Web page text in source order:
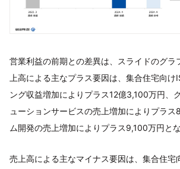
営業利益の前期との差異は、スライドのグラ
上高による主なプラス要因は、集合住宅向け
ング収益増加によりプラス12億3,100万円、
ューションサービスの売上増加によりプラ
ム開発の売上増加によりプラス9,100万円とな
売上高による主なマイナス要因は、集合住宅